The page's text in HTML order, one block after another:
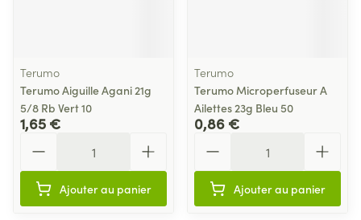
Terumo
Terumo Aiguille Agani 21g
5/8 Rb Vert 10
1,65 €
Ajouter au panier
Terumo
Terumo Microperfuseur A
Ailettes 23g Bleu 50
0,86 €
Ajouter au panier